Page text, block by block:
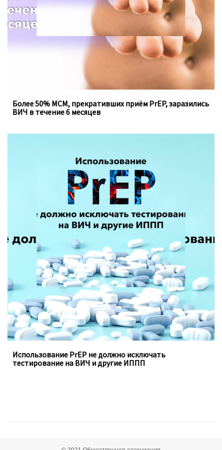
Более 50% МСМ, прекративших приём PrEP, заразились
ВИЧ в течение 6 месяцев
Доконтактная профилактика, которую можно
принимать перорально ежедневно, не устраняет
необходимость регулярного тестирования на
инфекции, передающиеся половым путём.
Использование PrEP не должно исключать
тестирование на ВИЧ и другие ИППП